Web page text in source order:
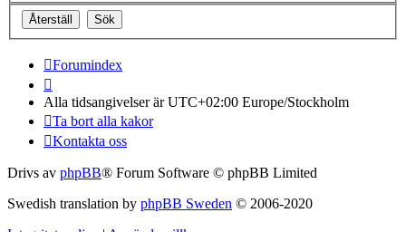
Forumindex
Alla tidsangivelser är UTC+02:00 Europe/Stockholm
Ta bort alla kakor
Kontakta oss
Drivs av phpBB® Forum Software © phpBB Limited
Swedish translation by phpBB Sweden © 2006-2020